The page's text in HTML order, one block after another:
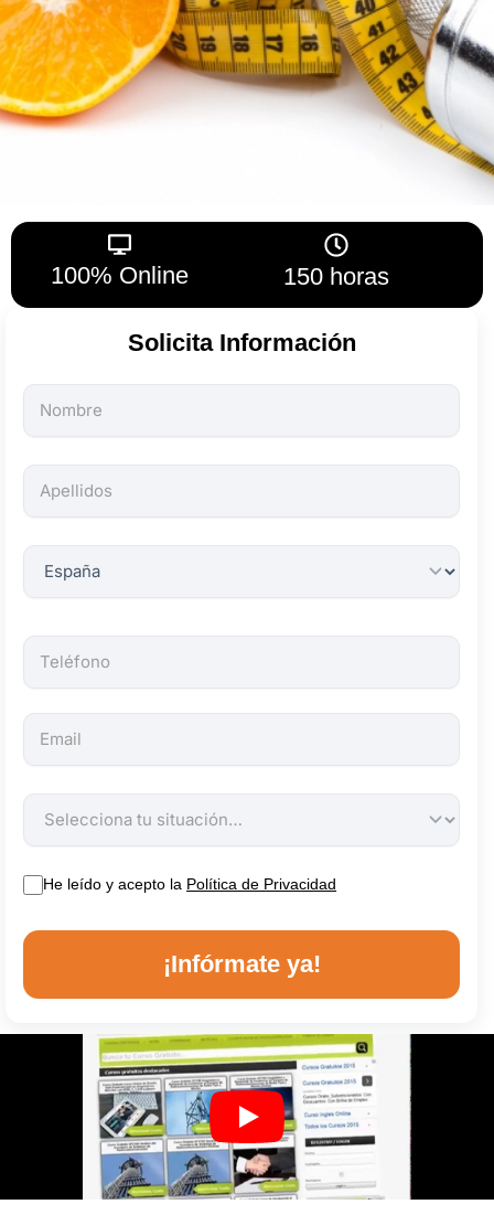
100% Online 150 horas
Solicita Información
Todos
los
son
obligatorios.
He leído y acepto la Política de Privacidad
¡Infórmate ya!